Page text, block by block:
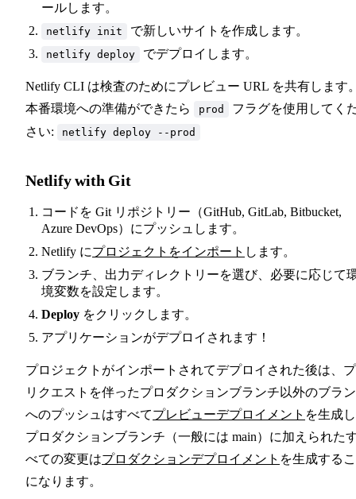
ールします。
netlify init で新しいサイトを作成します。
netlify deploy でデプロイします。
Netlify CLI は検査のためにプレビュー URL を共有します
本番環境への準備ができたら
prod
フラグを使用してく
さい:
netlify deploy --prod
Netlify with Git
コードを Git リポジトリー（GitHub, GitLab, Bitbucket,
Azure DevOps）にプッシュします。
Netlify にプロジェクトをインポート します。
ブランチ、出力ディレクトリーを選び、必要に応じて
境変数を設定します。
Deploy をクリックします。
アプリケーションがデプロイされます！
プロジェクトがインポートされてデプロイされた後は、
リクエストを伴ったプロダクションブランチ以外のブラ
へのプッシュはすべてプレビューデプロイメント を生成
プロダクションブランチ（一般には main）に加えられた
べての変更はプロダクションデプロイメント を生成する
になります。